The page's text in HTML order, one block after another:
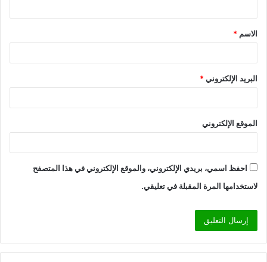
ق
*
الاسم *
البريد الإلكتروني*
الموقع الإلكتروني
احفظ اسمي، بريدي الإلكتروني، والموقع الإلكتروني في هذا المتصفح
لاستخدامها المرة المقبلة في تعليقي.